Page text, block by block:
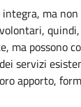
ma
ma possono
servizi
apporto,